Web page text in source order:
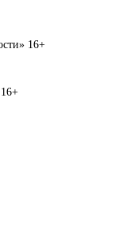
16+